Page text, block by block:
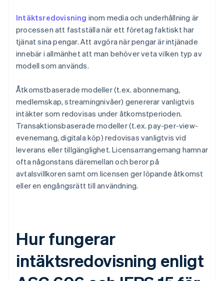
Intäktsredovisning inom media och underhållning är
processen att fastställa när ett företag faktiskt har
tjänat sina pengar. Att avgöra när pengar är intjänade
innebär i allmänhet att man behöver veta vilken typ av
modell som används.
Åtkomstbaserade modeller (t.ex. abonnemang,
medlemskap, streamingnivåer) genererar vanligtvis
intäkter som redovisas under åtkomstperioden.
Transaktionsbaserade modeller (t.ex. pay-per-view-
evenemang, digitala köp) redovisas vanligtvis vid
leverans eller tillgänglighet. Licensarrangemang hamnar
ofta någonstans däremellan och beror på
avtalsvillkoren samt om licensen ger löpande åtkomst
eller en engångsrätt till användning.
Hur fungerar
intäktsredovisning enligt